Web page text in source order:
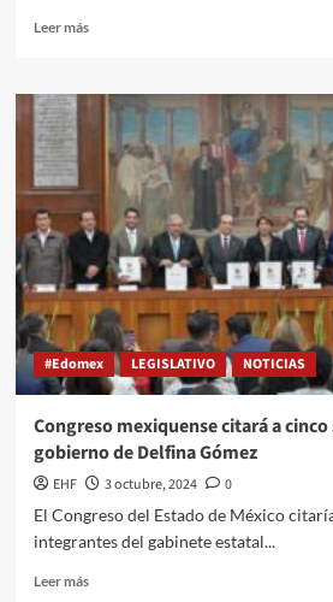
Leer más
#Edomex LEGISLATIVO NOTICIAS
Congreso mexiquense citará a
gobierno de Delfina Gómez
EHF 3 octubre, 2024
0
El Congreso del Estado de México
integrantes del gabinete estatal...
Leer más